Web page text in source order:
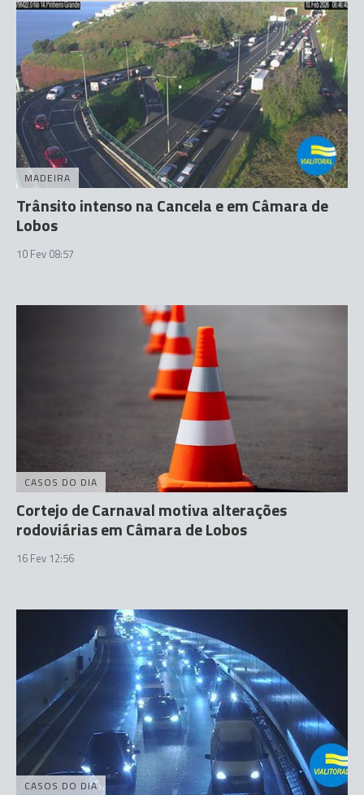
MADEIRA
Trânsito intenso na Cancela e em Câmara de
Lobos
10 Fev 08:57
CASOS DO DIA
Cortejo de Carnaval motiva alterações
rodoviárias em Câmara de Lobos
16 Fev 12:56
CASOS DO DIA